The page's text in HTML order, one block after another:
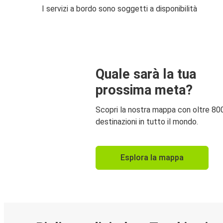
I servizi a bordo sono soggetti a disponibilità
Quale sarà la tua
prossima meta?
Scopri la nostra mappa con oltre
destinazioni in tutto il mondo.
Esplora la mappa